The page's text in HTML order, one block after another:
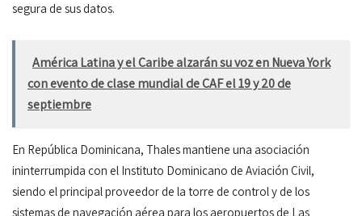
segura de sus datos.
América Latina y el Caribe alzarán su voz en Nueva York
con evento de clase mundial de CAF el 19 y 20 de
septiembre
En República Dominicana, Thales mantiene una asociación
ininterrumpida con el Instituto Dominicano de Aviación Civil,
siendo el principal proveedor de la torre de control y de los
sistemas de navegación aérea para los aeropuertos de Las